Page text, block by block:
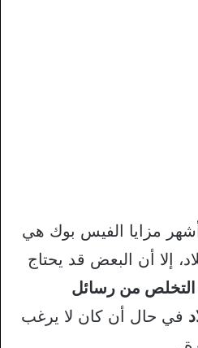
مزايا الفيس بوك هي
إلا أن البعض قد يحتاج
التخلص من رسائل
في حال أن كان لا يرغب